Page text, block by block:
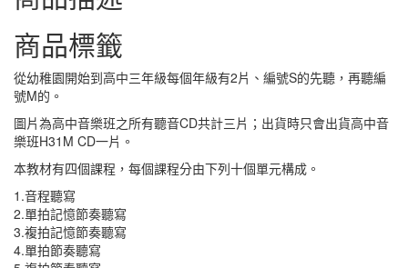
商品標籤
從幼稚園開始到高中三年級每個年級有2片、編號S的先聽，再聽編
號M的。
圖片為高中音樂班之所有聽音CD共計三片；出貨時只會出貨高中音
樂班H31M CD一片。
本教材有四個課程，每個課程分由下列十個單元構成。
1.音程聽寫
2.單拍記憶節奏聽寫
3.複拍記憶節奏聽寫
4.單拍節奏聽寫